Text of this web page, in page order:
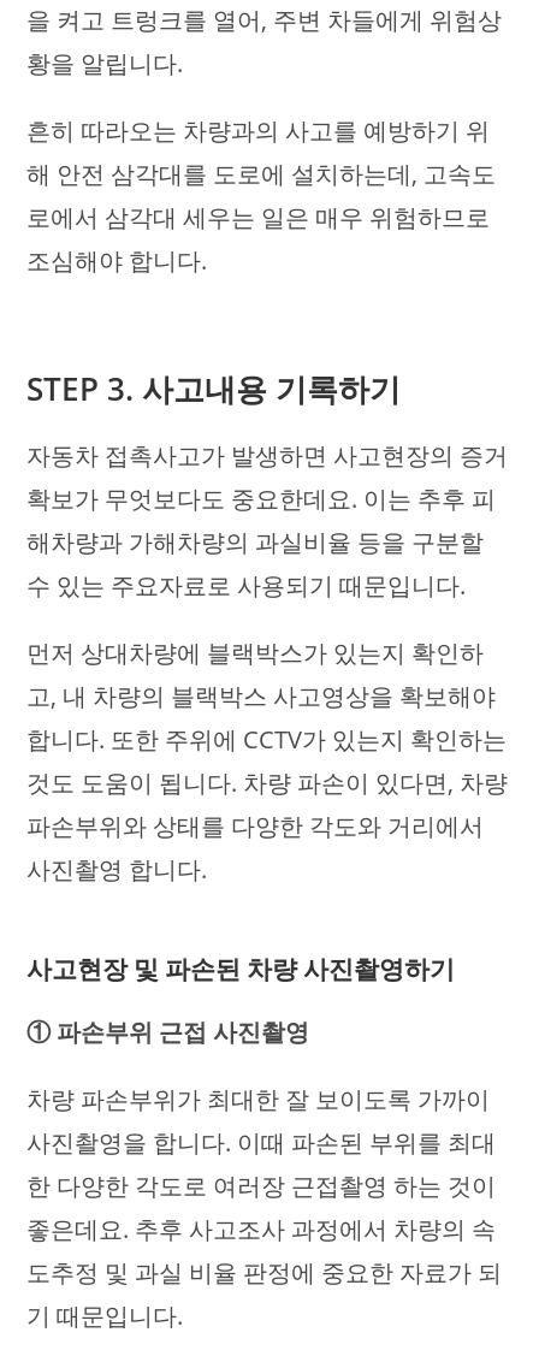
을 켜고 트렁크를 열어, 주변 차들에게 위험상
황을 알립니다.
흔히 따라오는 차량과의 사고를 예방하기 위
해 안전 삼각대를 도로에 설치하는데, 고속도
로에서 삼각대 세우는 일은 매우 위험하므로
조심해야 합니다.
STEP 3. 사고내용 기록하기
자동차 접촉사고가 발생하면 사고현장의 증거
확보가 무엇보다도 중요한데요. 이는 추후 피
해차량과 가해차량의 과실비율 등을 구분할
수 있는 주요자료로 사용되기 때문입니다.
먼저 상대차량에 블랙박스가 있는지 확인하
고, 내 차량의 블랙박스 사고영상을 확보해야
합니다. 또한 주위에 CCTV가 있는지 확인하는
것도 도움이 됩니다. 차량 파손이 있다면, 차량
파손부위와 상태를 다양한 각도와 거리에서
사진촬영 합니다.
사고현장 및 파손된 차량 사진촬영하기
① 파손부위 근접 사진촬영
차량 파손부위가 최대한 잘 보이도록 가까이
사진촬영을 합니다. 이때 파손된 부위를 최대
한 다양한 각도로 여러장 근접촬영 하는 것이
좋은데요. 추후 사고조사 과정에서 차량의 속
도추정 및 과실 비율 판정에 중요한 자료가 되
기 때문입니다.